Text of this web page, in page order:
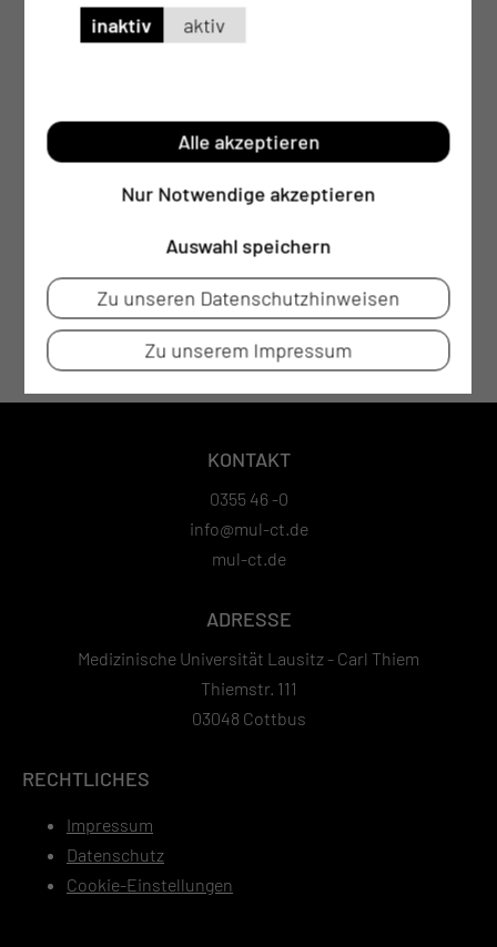
KONTAKT
0355 46 -0
info@mul-ct.de
mul-ct.de
ADRESSE
Medizinische Universität Lausitz - Carl Thiem
Thiemstr. 111
03048 Cottbus
RECHTLICHES
Impressum
Datenschutz
Cookie-Einstellungen
inaktiv aktiv
Alle akzeptieren
Nur Notwendige akzeptieren
Auswahl speichern
Zu unseren Datenschutzhinweisen
Zu unserem Impressum